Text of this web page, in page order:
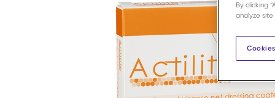
By clicking
analyze site